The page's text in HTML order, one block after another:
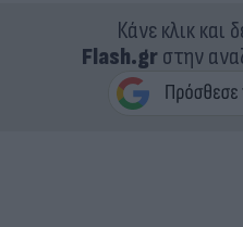
Κάνε κλικ και
Flash.grστην